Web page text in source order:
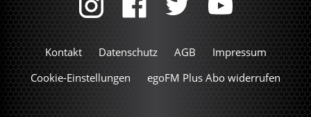
Kontakt Datenschutz AGB
Impressum
Cookie-Einstellungen
egoFM Plus Abo widerrufen